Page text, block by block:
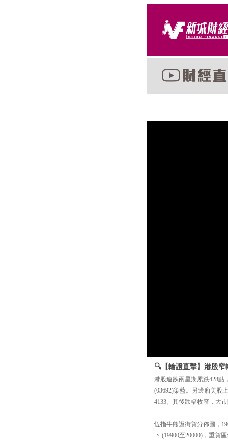
🔍【輪證直擊】港股
港股連跌兩星期累跌428點
(03692)染藍。另邊廂美股
4133。其後跌幅收窄，大
恆指牛熊證街貨分佈圖，
下 (19900至20000)，重貨